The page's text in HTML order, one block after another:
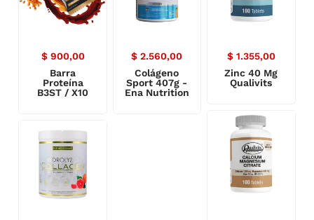
$900,00
Barra
Proteína
B3ST / X10
$ 2.560,00
Colágeno
Sport 407g -
Ena Nutrition
$1.355,00
Zinc 40 Mg
Qualivits